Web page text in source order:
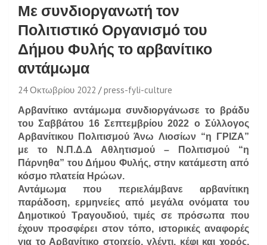
Με συνδιοργανωτή τον
Πολιτιστικό Οργανισμό του
Δήμου Φυλής το αρβανίτικο
αντάμωμα
24 Οκτωβρίου 2022 press-fyli-culture
Αρβανίτικο αντάμωμα συνδιοργάνωσε το βράδυ
του Σαββάτου 16 Σεπτεμβρίου 2022 ο Σύλλογος
Αρβανίτικου Πολιτισμού Άνω Λιοσίων “η ΓΡΙΖΑ”
με το Ν.Π.Δ.Δ Αθλητισμού – Πολιτισμού “η
Πάρνηθα” του Δήμου Φυλής, στην κατάμεστη από
κόσμο πλατεία Ηρώων.
Αντάμωμα που περιελάμβανε αρβανίτικη
παράδοση, ερμηνείες από μεγάλα ονόματα του
Δημοτικού Τραγουδιού, τιμές σε πρόσωπα που
έχουν προσφέρει στον τόπο, ιστορικές αναφορές
για το Αρβανίτικο στοιχείο, γλέντι, κέφι και χορός,